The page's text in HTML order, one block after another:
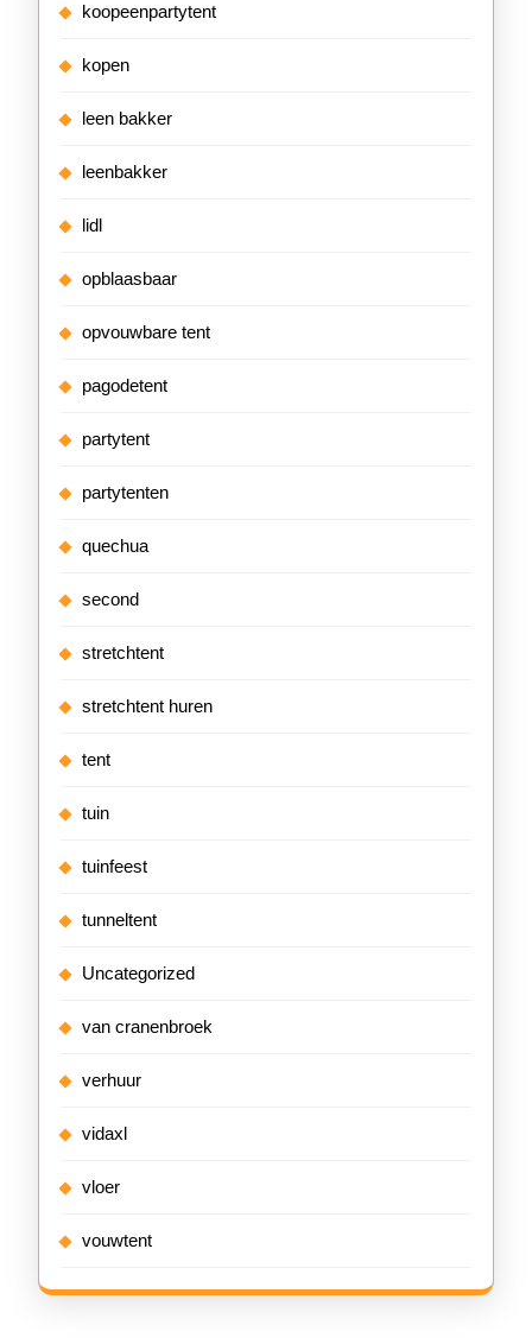
koopeenpartytent
kopen
leen bakker
leenbakker
lidl
opblaasbaar
opvouwbare tent
pagodetent
partytent
partytenten
quechua
second
stretchtent
stretchtent huren
tent
tuin
tuinfeest
tunneltent
Uncategorized
van cranenbroek
verhuur
vidaxl
vloer
vouwtent